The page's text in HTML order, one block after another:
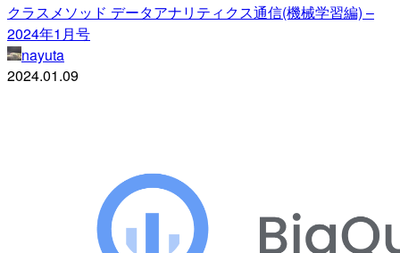
クラスメソッド データアナリティクス通信(機械学習編) –
2024年1月号
nayuta
2024.01.09